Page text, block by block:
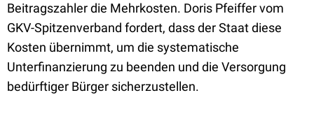
Beitragszahler die Mehrkosten. Doris Pfeiffer vom
GKV-Spitzenverband fordert, dass der Staat diese
Kosten übernimmt, um die systematische
Unterfinanzierung zu beenden und die Versorgung
bedürftiger Bürger sicherzustellen.